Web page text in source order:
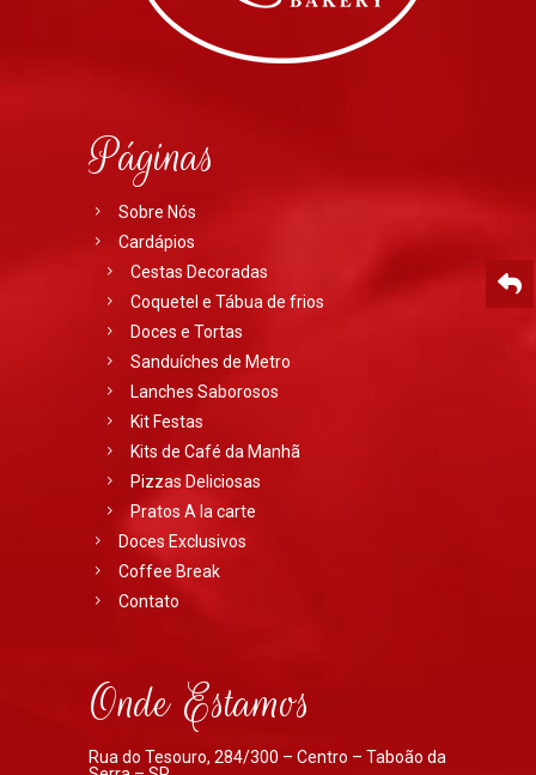
Páginas
Sobre Nós
Cardápios
Cestas Decoradas
Coquetel e Tábua de frios
Doces e Tortas
Sanduíches de Metro
Lanches Saborosos
Kit Festas
Kits de Café da Manhã
Pizzas Deliciosas
Pratos A la carte
Doces Exclusivos
Coffee Break
Contato
Onde Estamos
Rua do Tesouro, 284/300 – Centro – Taboão da